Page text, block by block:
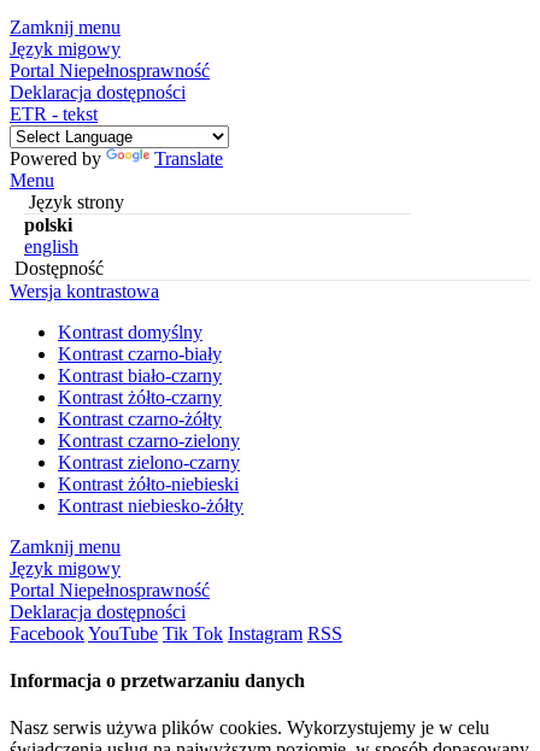
Zamknij menu
Język migowy
Portal Niepełnosprawność
Deklaracja dostępności
ETR - tekst
Powered by
Translate
Menu
Język strony
polski
english
Dostępność
Wersja kontrastowa
Kontrast domyślny
Kontrast czarno-biały
Kontrast biało-czarny
Kontrast żółto-czarny
Kontrast czarno-żółty
Kontrast czarno-zielony
Kontrast zielono-czarny
Kontrast żółto-niebieski
Kontrast niebiesko-żółty
Zamknij menu
Język migowy
Portal Niepełnosprawność
Deklaracja dostępności
FacebookYouTube Tik Tok Instagram RSS
Informacja o przetwarzaniu danych
Nasz serwis używa plików cookies. Wykorzystujemy je w celu